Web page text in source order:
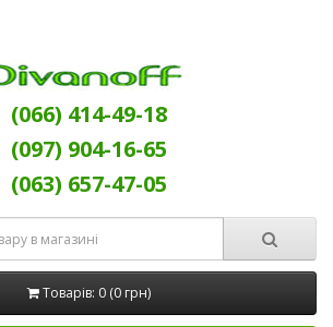
(066) 414-49-18
(097) 904-16-65
(063) 657-47-05
Товарів: 0 (0 грн)